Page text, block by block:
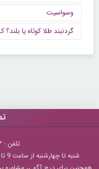
وسواسیت
گردنبند طلا کوتاه یا
تلفن : ۲۲۶۸۹۶۴۳ (۰۲۱)
شنبه تا چهارشنبه از ساعت 9 تا 5 منتظر شنیدن صدای گرم شما هستیم.